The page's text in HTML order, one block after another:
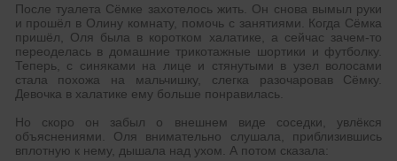
После туалета Сёмке захотелось жить. Он снова вымыл руки
и прошёл в Олину комнату, помочь с занятиями. Когда Сёмка
пришёл, Оля была в коротком халатике, а сейчас зачем-то
переоделась в домашние трикотажные шортики и футболку.
Теперь, с синяками на лице и стянутыми в узел волосами
стала похожа на мальчишку, слегка разочаровав Сёмку.
Девочка в халатике ему больше понравилась.
Но скоро он забыл о внешнем виде соседки, увлёкся
объяснениями. Оля внимательно слушала, приблизившись
вплотную к нему, дышала над ухом. А потом сказала: